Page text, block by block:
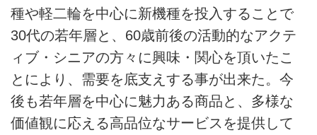
種や軽二輪を中心に新機種を投入することで
30代の若年層と、60歳前後の活動的なアクテ
ィブ・シニアの方々に興味・関心を頂いたこ
とにより、需要を底支えする事が出来た。今
後も若年層を中心に魅力ある商品と、多様な
価値観に応える高品位なサービスを提供して